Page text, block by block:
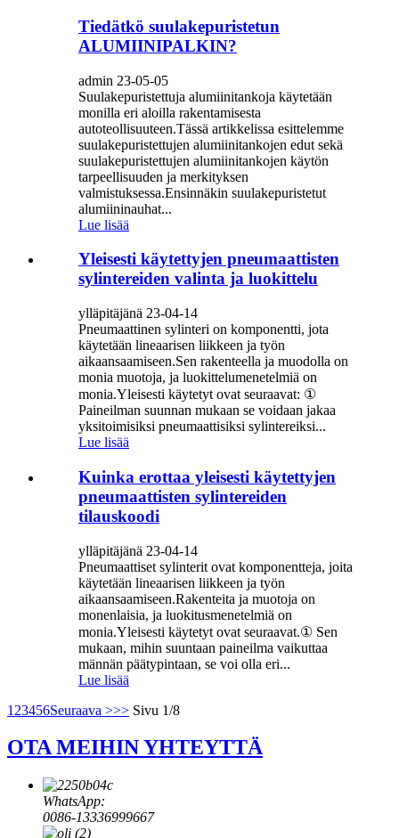
Tiedätkö suulakepuristetun
ALUMIINIPALKIN?
admin 23-05-05
Suulakepuristettuja alumiinitankoja käytetään
monilla eri aloilla rakentamisesta
autoteollisuuteen.Tässä artikkelissa esittelemme
suulakepuristettujen alumiinitankojen edut sekä
suulakepuristettujen alumiinitankojen käytön
tarpeellisuuden ja merkityksen
valmistuksessa.Ensinnäkin suulakepuristetut
alumiininauhat...
Lue lisää
Yleisesti käytettyjen pneumaattisten
sylintereiden valinta ja luokittelu
ylläpitäjänä 23-04-14
Pneumaattinen sylinteri on komponentti, jota
käytetään lineaarisen liikkeen ja työn
aikaansaamiseen.Sen rakenteella ja muodolla on
monia muotoja, ja luokittelumenetelmiä on
monia.Yleisesti käytetyt ovat seuraavat: ①
Paineilman suunnan mukaan se voidaan jakaa
yksitoimisiksi pneumaattisiksi sylintereiksi...
Lue lisää
Kuinka erottaa yleisesti käytettyjen
pneumaattisten sylintereiden
tilauskoodi
ylläpitäjänä 23-04-14
Pneumaattiset sylinterit ovat komponentteja, joita
käytetään lineaarisen liikkeen ja työn
aikaansaamiseen.Rakenteita ja muotoja on
monenlaisia, ja luokitusmenetelmiä on
monia.Yleisesti käytetyt ovat seuraavat.① Sen
mukaan, mihin suuntaan paineilma vaikuttaa
männän päätypintaan, se voi olla eri...
Lue lisää
1 23456Seuraava >>> Sivu 1/8
OTA MEIHIN YHTEYTTÄ
WhatsApp:
0086-13336999667